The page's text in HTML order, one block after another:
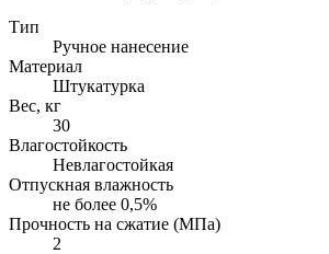
Тип
Ручное нанесение
Материал
Штукатурка
Вес, кг
30
Влагостойкость
Невлагостойкая
Отпускная влажность
не более 0,5%
Прочность на сжатие (МПа)
2